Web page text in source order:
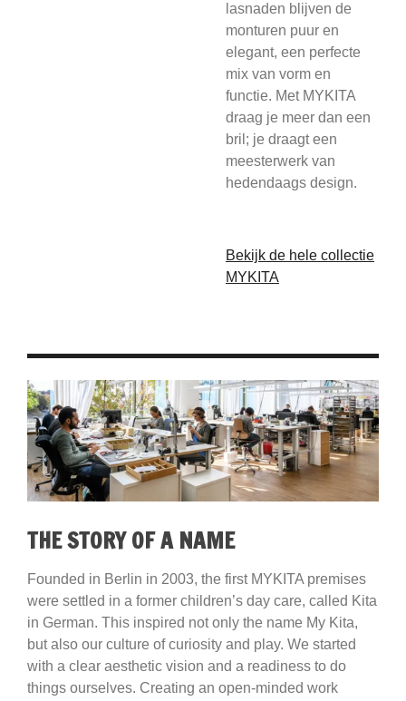
lasnaden blijven de
monturen puur en
elegant, een perfecte
mix van vorm en
functie. Met MYKITA
draag je meer dan een
bril; je draagt een
meesterwerk van
hedendaags design.
Bekijk de hele collectie
MYKITA
THE STORY OF A NAME
Founded in Berlin in 2003, the first MYKITA premises
were settled in a former children’s day care, called Kita
in German. This inspired not only the name My Kita,
but also our culture of curiosity and play. We started
with a clear aesthetic vision and a readiness to do
things ourselves. Creating an open-minded work